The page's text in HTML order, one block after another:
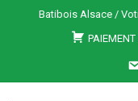
Batibois Alsace /